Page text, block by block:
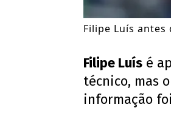
Filipe Luís
Filipe Luís é
técnico, mas
informação